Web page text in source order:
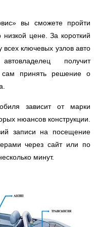
вы сможете пройти
цене. За короткий
ключевых узлов авто
получит
сам принять решение о
зависит от марки
нюансов конструкции.
записи на посещение
через сайт или по
минут.